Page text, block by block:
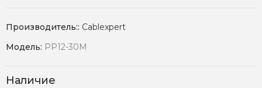
Производитель:: Cablexpert
Модель: PP12-30M
Наличие